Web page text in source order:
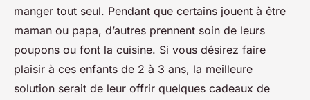
manger tout seul. Pendant que certains jouent à être
maman ou papa, d’autres prennent soin de leurs
poupons ou font la cuisine. Si vous désirez faire
plaisir à ces enfants de 2 à 3 ans, la meilleure
solution serait de leur offrir quelques cadeaux de